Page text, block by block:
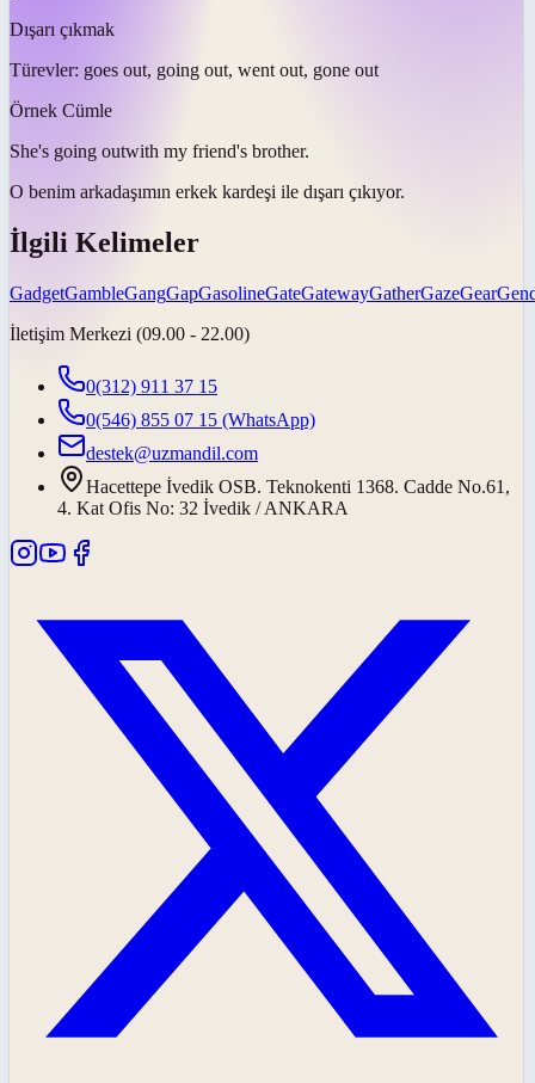
Dışarı çıkmak
Türevler: goes out, going out, went out, gone out
Örnek Cümle
She's going outwith my friend's brother.
O benim arkadaşımın erkek kardeşi ile dışarı çıkıyor.
İlgili Kelimeler
GadgetGambleGangGapGasolineGateGatewayGatherGazeGear
İletişim Merkezi (09.00 - 22.00)
0(312) 911 37 15
0(546) 855 07 15 (WhatsApp)
destek@uzmandil.com
Hacettepe İvedik OSB. Teknokenti 1368. Cadde No.61,
4. Kat Ofis No: 32 İvedik / ANKARA